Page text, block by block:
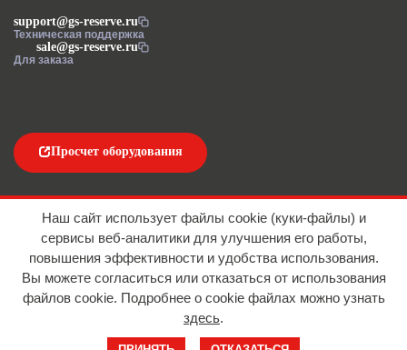
support@gs-reserve.ru
Техническая поддержка
sale@gs-reserve.ru
Для заказа
Просчет оборудования
Наш сайт использует файлы cookie (куки-файлы) и
сервисы веб-аналитики для улучшения его работы,
повышения эффективности и удобства использования.
Вы можете согласиться или отказаться от использования
файлов сookie. Подробнее о cookie файлах можно узнать
здесь.